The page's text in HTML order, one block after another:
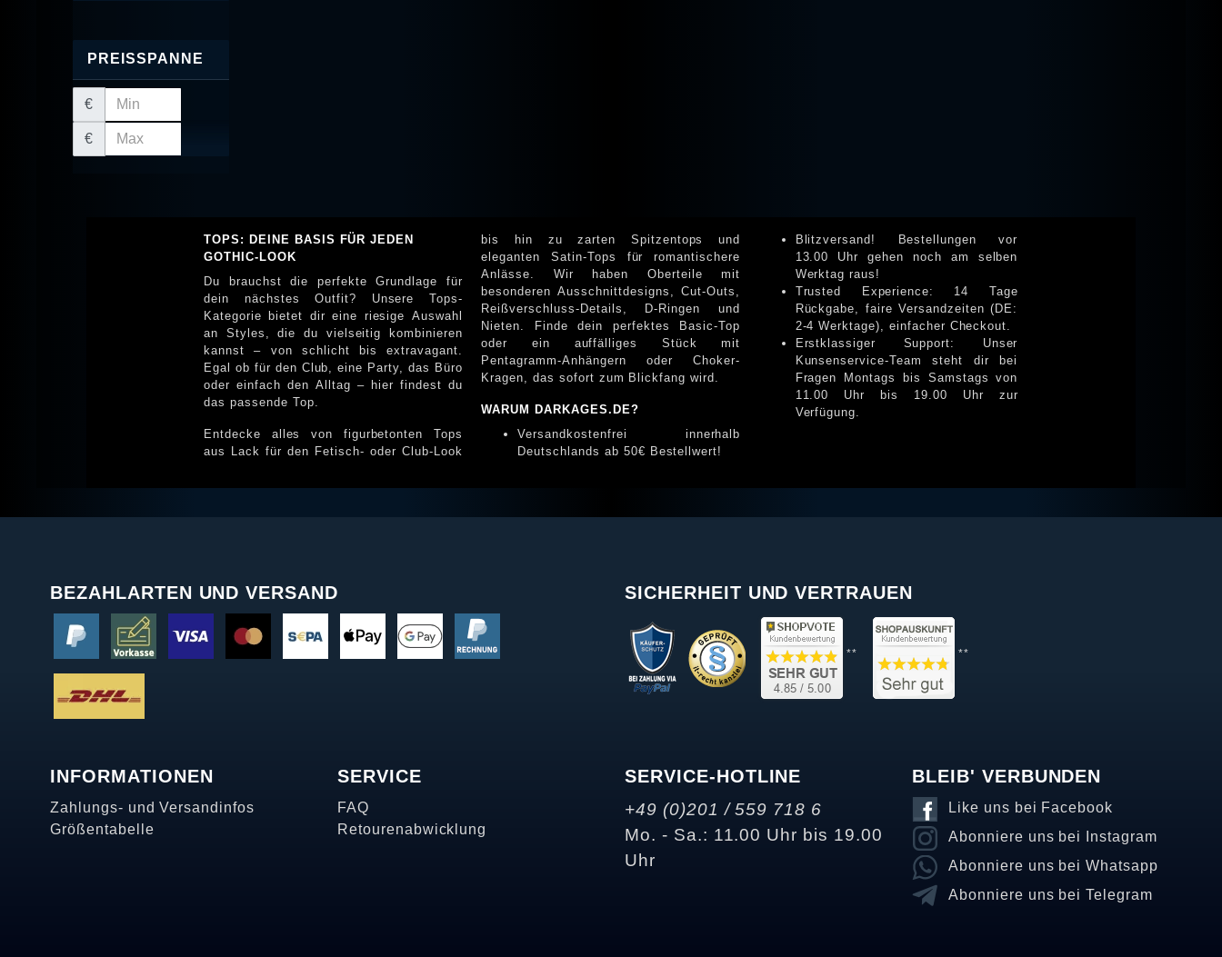
PREISSPANNE
€
€
TOPS: DEINE BASIS FÜR JEDEN
GOTHIC-LOOK
Du brauchst die perfekte Grundlage für
dein nächstes Outfit? Unsere Tops-
Kategorie bietet dir eine riesige Auswahl
an Styles, die du vielseitig kombinieren
kannst – von schlicht bis extravagant.
Egal ob für den Club, eine Party, das Büro
oder einfach den Alltag – hier findest du
das passende Top.
Entdecke alles von figurbetonten Tops
aus Lack für den Fetisch- oder Club-Look
bis hin zu zarten Spitzentops und
eleganten Satin-Tops für romantischere
Anlässe. Wir haben Oberteile mit
besonderen Ausschnittdesigns, Cut-Outs,
Reißverschluss-Details, D-Ringen und
Nieten. Finde dein perfektes Basic-Top
oder ein auffälliges Stück mit
Pentagramm-Anhängern oder Choker-
Kragen, das sofort zum Blickfang wird.
WARUM DARKAGES.DE?
Versandkostenfrei innerhalb
Deutschlands ab 50€ Bestellwert!
Blitzversand! Bestellungen vor
13.00 Uhr gehen noch am selben
Werktag raus!
Trusted Experience: 14 Tage
Rückgabe, faire Versandzeiten (DE:
2-4 Werktage), einfacher Checkout.
Erstklassiger Support: Unser
Kunsenservice-Team steht dir bei
Fragen Montags bis Samstags von
11.00 Uhr bis 19.00 Uhr zur
Verfügung.
BEZAHLARTEN UND VERSAND SICHERHEIT UND VERTRAUEN
** **
INFORMATIONEN
Zahlungs- und Versandinfos
Größentabelle
SERVICE
FAQ
Retourenabwicklung
SERVICE-HOTLINE
+49 (0)201 / 559 718 6
Mo. - Sa.: 11.00 Uhr bis 19.00
Uhr
BLEIB' VERBUNDEN
Like uns bei Facebook
Abonniere uns bei Instagram
Abonniere uns bei Whatsapp
Abonniere uns bei Telegram